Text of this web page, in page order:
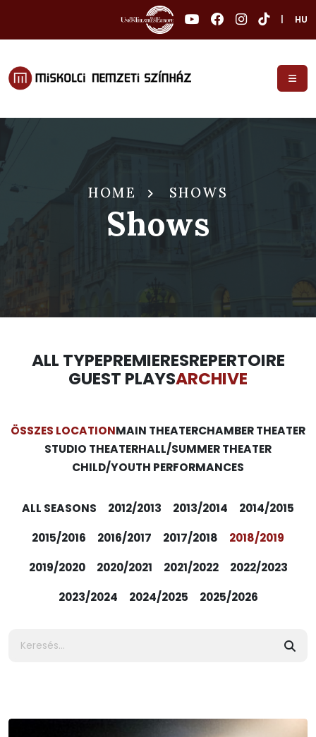
HU
HOME SHOWS
Shows
ALL TYPEPREMIERESREPERTOIRE
GUEST PLAYSARCHIVE
ÖSSZES LOCATIONMAIN THEATERCHAMBER THEATER
STUDIO THEATERHALL/SUMMER THEATER
CHILD/YOUTH PERFORMANCES
ALL SEASONS 2012/2013 2013/2014
2014/2015
2015/2016
2016/2017 2017/2018
2018/2019
2019/2020
2020/2021 2021/2022
2022/2023
2023/2024
2024/2025 2025/2026